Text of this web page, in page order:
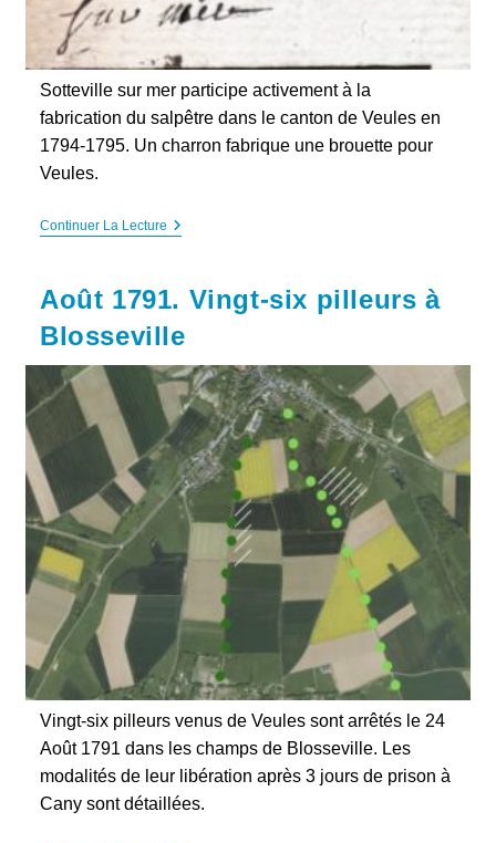
Sotteville sur mer participe activement à la
fabrication du salpêtre dans le canton de Veules en
1794-1795. Un charron fabrique une brouette pour
Veules.
Continuer La LectureSotteville-
Salpêtre
Et
La
Brouette
Août 1791. Vingt-six pilleurs à
Blosseville
Vingt-six pilleurs venus de Veules sont arrêtés le 24
Août 1791 dans les champs de Blosseville. Les
modalités de leur libération après 3 jours de prison à
Cany sont détaillées.